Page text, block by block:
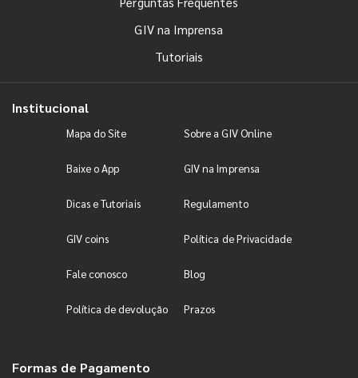
GIV na Imprensa
Tutoriais
Institucional
Mapa do Site Sobre a GIV Online
Baixe o App GIV na Imprensa
Dicas e Tutoriais Regulamento
GIV coins Política de Privacidade
Fale conosco Blog
Política de devolução Prazos
Formas de Pagamento